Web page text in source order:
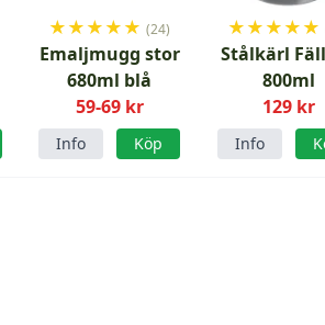
★★★★★ (24)
Emaljmugg stor
680ml blå
59-69 kr
Info Köp
★★★★★
Stålkärl
800ml
129 kr
Info